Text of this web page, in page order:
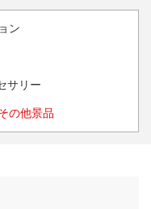
ン
サリー
の他景品